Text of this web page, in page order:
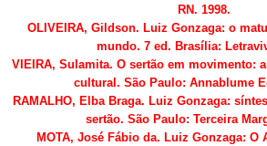
RN. 1998.
OLIVEIRA, Gildson. Luiz Gonzaga: o
mundo. 7 ed. Brasília:
VIEIRA, Sulamita. O sertão em movimento:
cultural. São Paulo: Annablume
RAMALHO, Elba Braga. Luiz Gonzaga:
sertão. São Paulo: Terceira
MOTA, José Fábio da. Luiz Gonzaga: O